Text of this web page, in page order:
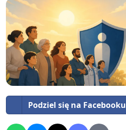
Podziel się na Facebooku